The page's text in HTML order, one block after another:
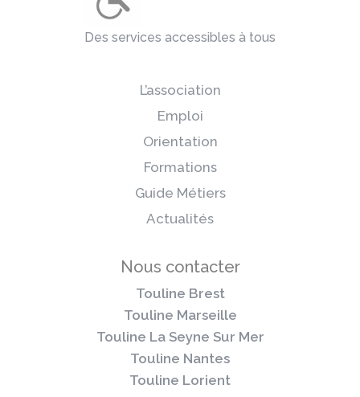
Des services accessibles à tous
L’association
Emploi
Orientation
Formations
Guide Métiers
Actualités
Nous contacter
Touline Brest
Touline Marseille
Touline La Seyne Sur Mer
Touline Nantes
Touline Lorient